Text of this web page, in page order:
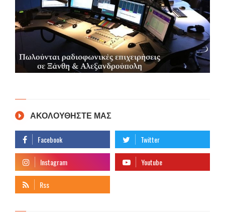
ΑΚΟΛΟΥΘΗΣΤΕ ΜΑΣ